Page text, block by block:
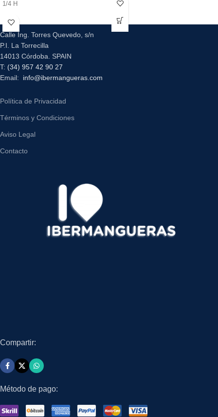
1/4 H
Calle Ing. Torres Quevedo, s/n
P.I. La Torrecilla
14013 Córdoba. SPAIN
T: (34) 957 42 90 27
Email: info@ibermangueras.com
Política de Privacidad
Términos y Condiciones
Aviso Legal
Contacto
Compartir:
Método de pago: